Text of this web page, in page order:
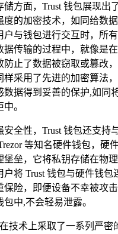
储方面，Trust 钱包展现出
度的加密技术，如同给数
户与钱包进行交互时，所
据传输的过程中，就像是
防止了数据被窃取或篡改
样采用了先进的加密算法
数据得到妥善的保护,如同
。
安全性，Trust 钱包还支持
等知名硬件钱包，硬
堡垒，它将私钥存储在物
将 Trust 钱包与硬件钱包
保险，即便设备不幸被攻
中,不会轻易泄露。
技术上采取了一系列严密